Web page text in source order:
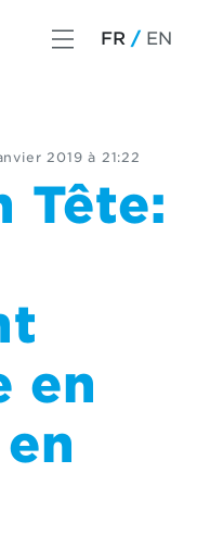
FR EN
2019 à 21:22
Tête:
en